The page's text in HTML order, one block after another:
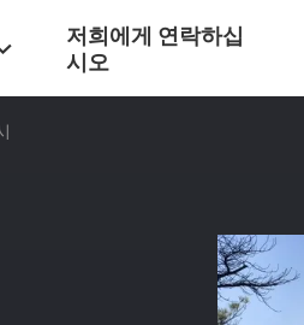
저희에게 연락하십
시오